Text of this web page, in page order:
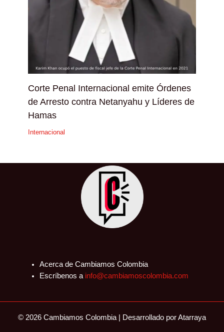
Corte Penal Internacional emite Órdenes
de Arresto contra Netanyahu y Líderes de
Hamas
Internacional
Acerca de Cambiamos Colombia
Escríbenos a info@cambiamoscolombia.com
© 2026 Cambiamos Colombia | Desarrollado porAtarraya